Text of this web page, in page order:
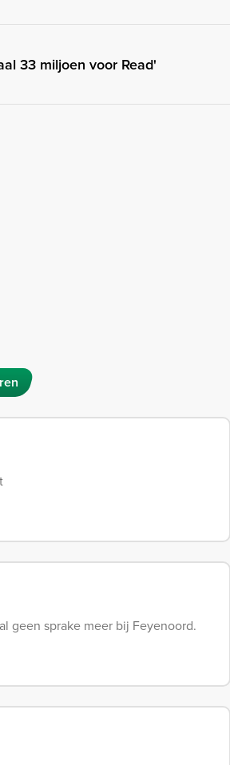
33 miljoen voor Read'
geen sprake meer bij Feyenoord.